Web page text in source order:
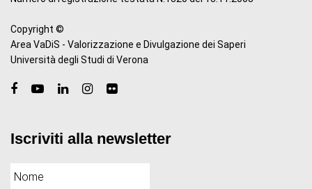
Copyright ©
Area VaDiS - Valorizzazione e Divulgazione dei Saperi
Università degli Studi di Verona
Iscriviti alla newsletter